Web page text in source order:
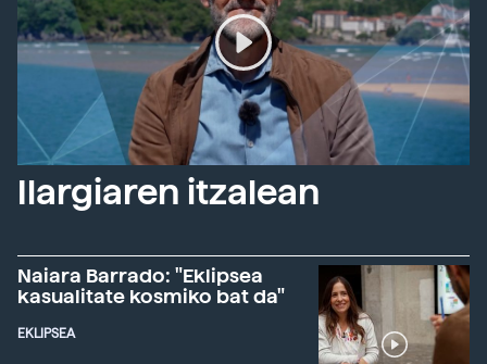
Ilargiaren itzalean
Naiara Barrado: "Eklipsea
kasualitate kosmiko bat da"
EKLIPSEA